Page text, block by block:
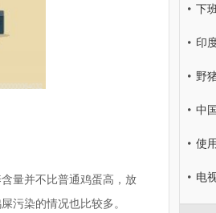
量并不比普通鸡蛋高，放
污染的情况也比较多。
下班
印度
野
中国
使用
电视